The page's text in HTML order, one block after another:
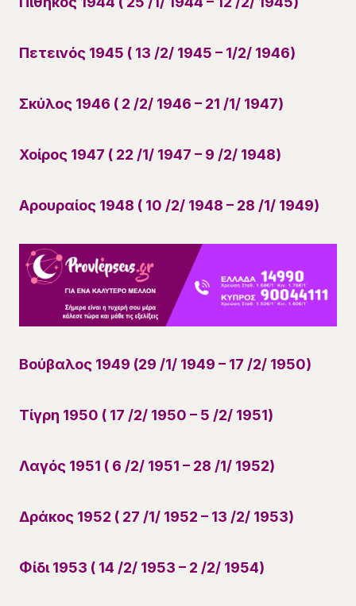
Πετεινός 1945 ( 13 /2/ 1945 – 1/2/ 1946)
Σκύλος 1946 ( 2 /2/ 1946 – 21 /1/ 1947)
Χοίρος 1947 ( 22 /1/ 1947 – 9 /2/ 1948)
Αρουραίος 1948 ( 10 /2/ 1948 – 28 /1/ 1949)
Βούβαλος 1949 (29 /1/ 1949 – 17 /2/ 1950)
Τίγρη 1950 ( 17 /2/ 1950 – 5 /2/ 1951)
Λαγός 1951 ( 6 /2/ 1951 – 28 /1/ 1952)
Δράκος 1952 ( 27 /1/ 1952 – 13 /2/ 1953)
Φίδι 1953 ( 14 /2/ 1953 – 2 /2/ 1954)